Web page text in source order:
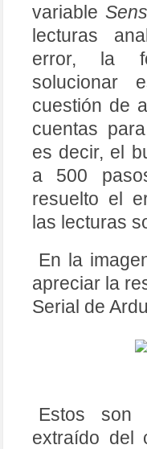
37
39
41
43
44
45
47
49
50
51
52
53
55
56
57
58
// Realizamos
// long
for(int i = 0;
}
float
1024.0
1000
// que el
sor.
Serial
print (
Serial
print
Serial. println
// Escribimos
lcd. setCursor(
lcd. print ( "I
lcd.setCursor(
lcd.print (
lcd.setCursor(
// Esperamos
delay( 200
;
}
variable
lecturas
error, la
solucionar
cuestión de
cuentas
es decir, el
a 500
resuelto el
las lecturas
En la
apreciar la
Serial de
Estos
extraído del